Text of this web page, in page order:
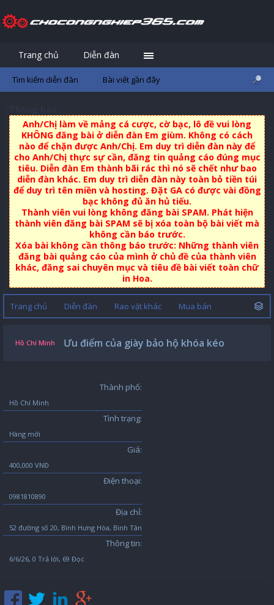
Anh/Chị làm về mảng cá cược, cờ bạc, lô đề vui lòng
KHÔNG đăng bài ở diễn đàn Em giùm. Không có cách
nào để chặn được Anh/Chị. Em duy trì diễn đàn này để
cho Anh/Chị thực sự cần, đăng tin quảng cáo đúng mục
tiêu. Diễn đàn Em thành bãi rác thì nó sẽ chết như bao
diễn đàn khác. Em duy trì diễn đàn này toàn bỏ tiền túi
để duy trì tên miền và hosting. Đặt GA có được vài đồng
bạc không đủ ăn hủ tiếu.
Thành viên vui lòng không đăng bài SPAM. Phát hiện
thành viên đăng bài SPAM sẽ bị xóa toàn bộ bài viết mà
không cần báo trước.
Xóa bài không cần thông báo trước: Những thành viên
đăng bài quảng cáo của mình ở chủ đề của thành viên
khác, đăng sai chuyên mục và tiêu đề bài viết toàn chữ
in Hoa.
Trang chủ Diễn đàn Rao vặt khác Mua bán
Hồ Chí Minh Ưu điểm của giày bảo hộ khóa kéo
Thành phố:
Hồ Chí Minh
Tình trạng:
Hàng mới
Giá:
400,000 VNĐ
Điện thoại:
0981810890
Địa chỉ:
52 đường số 20, Bình Hưng Hòa, Bình Tân
Thông tin:
6/6/26, 0 Trả lời, 69 Đọc
Trang chủ Diễn đàn
Tìm kiếm diễn đàn Bài viết gần đây Đăng ký